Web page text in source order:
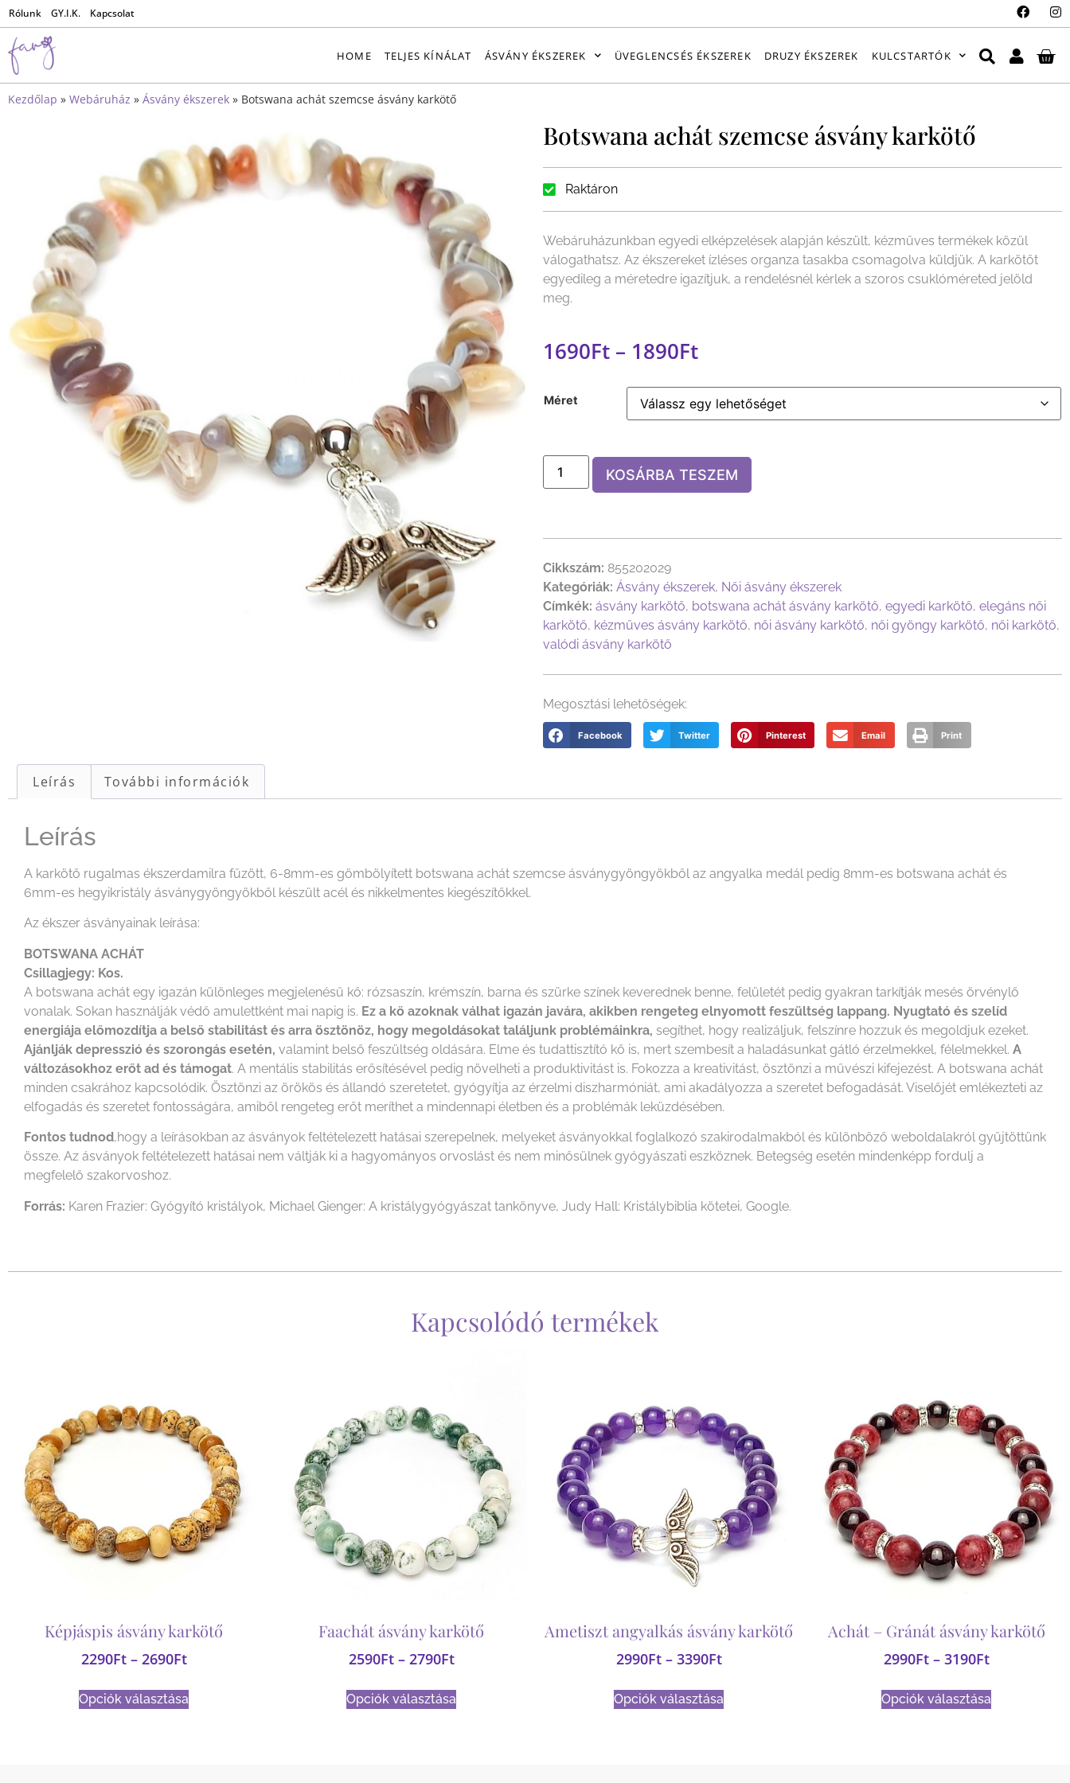
Rólunk GY.I.K. Kapcsolat
HOME TELJES KÍNÁLAT ÁSVÁNY ÉKSZEREK ÜVEGLENCSÉS ÉKSZEREK DRUZY ÉKSZEREK KULCSTARTÓK
Kezdőlap » Webáruház » Ásvány ékszerek » Botswana achát szemcse ásvány karkötő
Botswana achát szemcse ásvány karkötő
Raktáron
Webáruházunkban egyedi elképzelések alapján készült, kézműves termékek közül
válogathatsz. Az ékszereket ízléses organza tasakba csomagolva küldjük. A karkötőt
egyedileg a méretedre igazítjuk, a rendelésnél kérlek a szoros csuklóméreted jelöld
meg.
1690Ft – 1890Ft
Méret
KOSÁRBA TESZEM
Cikkszám: 855202029
Kategóriák: Ásvány ékszerek, Női ásvány ékszerek
Címkék: ásvány karkötő, botswana achát ásvány karkötő, egyedi karkötő, elegáns női
karkötő, kézműves ásvány karkötő, női ásvány karkötő, női gyöngy karkötő, női karkötő,
valódi ásvány karkötő
Megosztási lehetőségek:
Facebook Twitter Pinterest Email Print
Leírás További információk
Leírás
A karkötő rugalmas ékszerdamilra fűzött, 6-8mm-es gömbölyített botswana achát szemcse ásványgyöngyökből az angyalka medál pedig 8mm-es botswana achát és
6mm-es hegyikristály ásványgyöngyökből készült acél és nikkelmentes kiegészítőkkel.
Az ékszer ásványainak leírása:
BOTSWANA ACHÁT
Csillagjegy: Kos.
A botswana achát egy igazán különleges megjelenésű kő: rózsaszín, krémszín, barna és szürke színek keverednek benne, felületét pedig gyakran tarkítják mesés örvénylő
vonalak. Sokan használják védő amulettként mai napig is. Ez a kő azoknak válhat igazán javára, akikben rengeteg elnyomott feszültség lappang. Nyugtató és szelíd
energiája előmozdítja a belső stabilitást és arra ösztönöz, hogy megoldásokat találjunk problémáinkra, segíthet, hogy realizáljuk, felszínre hozzuk és megoldjuk ezeket.
Ajánlják depresszió és szorongás esetén, valamint belső feszültség oldására. Elme és tudattisztító kő is, mert szembesít a haladásunkat gátló érzelmekkel, félelmekkel. A
változásokhoz erőt ad és támogat. A mentális stabilitás erősítésével pedig növelheti a produktivitást is. Fokozza a kreativitást, ösztönzi a művészi kifejezést. A botswana achát
minden csakrához kapcsolódik. Ösztönzi az örökös és állandó szeretetet, gyógyítja az érzelmi diszharmóniát, ami akadályozza a szeretet befogadását. Viselőjét emlékezteti az
elfogadás és szeretet fontosságára, amiből rengeteg erőt meríthet a mindennapi életben és a problémák leküzdésében.
Fontos tudnod,hogy a leírásokban az ásványok feltételezett hatásai szerepelnek, melyeket ásványokkal foglalkozó szakirodalmakból és különböző weboldalakról gyűjtöttünk
össze. Az ásványok feltételezett hatásai nem váltják ki a hagyományos orvoslást és nem minősülnek gyógyászati eszköznek. Betegség esetén mindenképp fordulj a
megfelelő szakorvoshoz.
Forrás: Karen Frazier: Gyógyító kristályok, Michael Gienger: A kristálygyógyászat tankönyve, Judy Hall: Kristálybiblia kötetei, Google.
Kapcsolódó termékek
Képjáspis ásvány karkötő
2290Ft – 2690Ft
Opciók választása
Faachát ásvány karkötő
2590Ft – 2790Ft
Opciók választása
Ametiszt angyalkás ásvány karkötő
2990Ft – 3390Ft
Opciók választása
Achát – Gránát ásvány karkötő
2990Ft – 3190Ft
Opciók választása